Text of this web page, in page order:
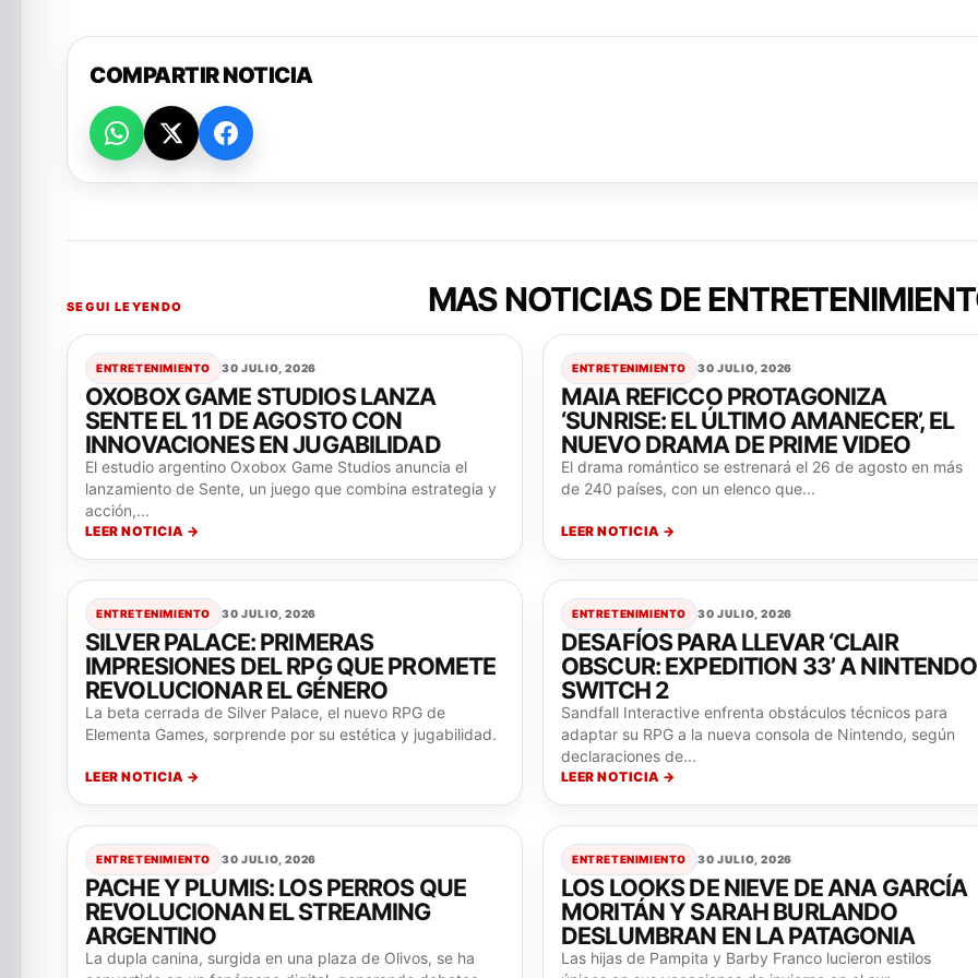
COMPARTIR NOTICIA
SEGUI LEYENDO MAS NOTICIAS DE
ENTRETENIMIENTO 30 JULIO, 2026
OXOBOX GAME STUDIOS LANZA
SENTE EL 11 DE AGOSTO CON
INNOVACIONES EN JUGABILIDAD
El estudio argentino Oxobox Game Studios anuncia el
lanzamiento de Sente, un juego que combina estrategia y
acción,...
LEER NOTICIA →
ENTRETENIMIENTO 30 JULIO, 2026
MAIA REFICCO PROTAGONIZA
‘SUNRISE: EL ÚLTIMO AMANECER’, EL
NUEVO DRAMA DE PRIME VIDEO
El drama romántico se estrenará el 26 de agosto en más
de 240 países, con un elenco que...
LEER NOTICIA →
ENTRETENIMIENTO 30 JULIO, 2026
SILVER PALACE: PRIMERAS
IMPRESIONES DEL RPG QUE PROMETE
REVOLUCIONAR EL GÉNERO
La beta cerrada de Silver Palace, el nuevo RPG de
Elementa Games, sorprende por su estética y jugabilidad.
LEER NOTICIA →
ENTRETENIMIENTO 30 JULIO, 2026
DESAFÍOS PARA LLEVAR ‘CLAIR
OBSCUR: EXPEDITION 33’ A NINTENDO
SWITCH 2
Sandfall Interactive enfrenta obstáculos técnicos para
adaptar su RPG a la nueva consola de Nintendo, según
declaraciones de...
LEER NOTICIA →
ENTRETENIMIENTO 30 JULIO, 2026
PACHE Y PLUMIS: LOS PERROS QUE
REVOLUCIONAN EL STREAMING
ARGENTINO
La dupla canina, surgida en una plaza de Olivos, se ha
ENTRETENIMIENTO 30 JULIO, 2026
LOS LOOKS DE NIEVE DE ANA GARCÍA
MORITÁN Y SARAH BURLANDO
DESLUMBRAN EN LA PATAGONIA
Las hijas de Pampita y Barby Franco lucieron estilos